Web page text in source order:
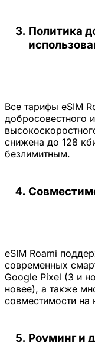
Политика
Все тарифы eSIM
добросовестного
снижена до 128
безлимитным.
eSIM Roami
современных
Google Pixel (3 и
новее), а также
совместимости на
Роуминг и